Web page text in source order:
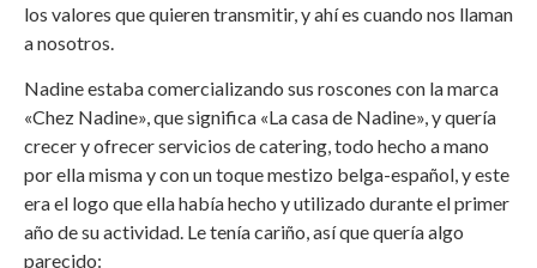
los valores que quieren transmitir, y ahí es cuando nos llaman
a nosotros.
Nadine estaba comercializando sus roscones con la marca
«Chez Nadine», que significa «La casa de Nadine», y quería
crecer y ofrecer servicios de catering, todo hecho a mano
por ella misma y con un toque mestizo belga-español, y este
era el logo que ella había hecho y utilizado durante el primer
año de su actividad. Le tenía cariño, así que quería algo
parecido: